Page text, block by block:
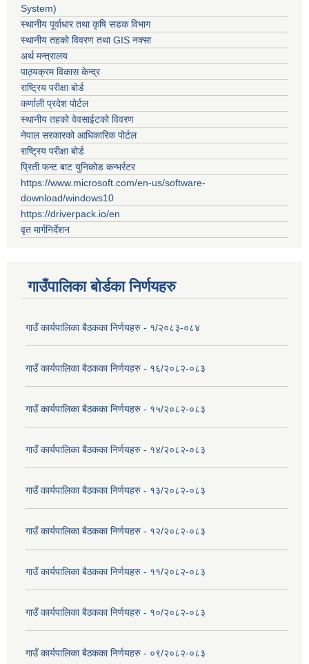
System)
स्थानीय पूर्वाधार तथा कृषि सडक विभाग
स्थानीय तहको विवरण तथा GIS नक्सा
अर्थ मन्त्रालय
पाठ्यक्रम विकास केन्द्र
राष्ट्रिय परीक्षा बोर्ड
कर्णाली प्रदेश पोर्टल
स्थानीय तहको वेवसाईटको विवरण
नेपाल सरकारको आधिकारिक पोर्टल
राष्ट्रिय परीक्षा बोर्ड
प्रिती फन्ट बाट युनिकोड कन्भर्रटर
https://www.microsoft.com/en-us/software-
download/windows10
https://driverpack.io/en
वृत मार्गनिर्देशन
गाउँपालिका बोर्डका निर्णयहरु
गाउँ कार्यपालिका बैठकका निर्णयहरु - १/२०८३-०८४
गाउँ कार्यपालिका बैठकका निर्णयहरु - १६/२०८२-०८३
गाउँ कार्यपालिका बैठकका निर्णयहरु - १५/२०८२-०८३
गाउँ कार्यपालिका बैठकका निर्णयहरु - १४/२०८२-०८३
गाउँ कार्यपालिका बैठकका निर्णयहरु - १३/२०८२-०८३
गाउँ कार्यपालिका बैठकका निर्णयहरु - १२/२०८२-०८३
गाउँ कार्यपालिका बैठकका निर्णयहरु - ११/२०८२-०८३
गाउँ कार्यपालिका बैठकका निर्णयहरु - १०/२०८२-०८३
गाउँ कार्यपालिका बैठकका निर्णयहरु - ०९/२०८२-०८३